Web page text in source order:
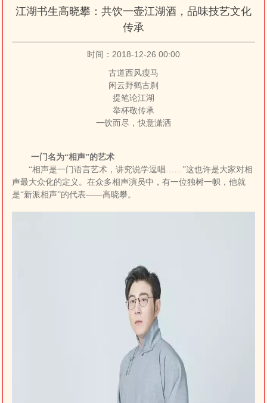
江湖书生高晓攀：共饮一壶江湖酒，品味技艺文化
传承
时间：2018-12-26 00:00
古道西风瘦马
闲云野鹤古刹
提笔论江湖
举杯敬传承
一饮而尽，快意潇洒
一门名为“相声”的艺术
“相声是一门语言艺术，讲究说学逗唱……”这也许是大家对相
声最大众化的定义。在众多相声演员中，有一位独树一帜，他就
是“新派相声”的代表——高晓攀。